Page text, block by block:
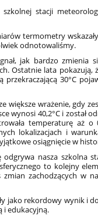
stacji
termometry
odnotowaliśmy.
jak bardzo zmienia
Ostatnie lata pokazują,
30°C
większe wrażenie, gdy
wynosi 40,2°C i został
temperaturę aż o
lokalizacjach i
osiągnięcie w
nasza szkolna
to kolejny
zachodzących w
jako rekordowy wynik i
i edukacyjną.